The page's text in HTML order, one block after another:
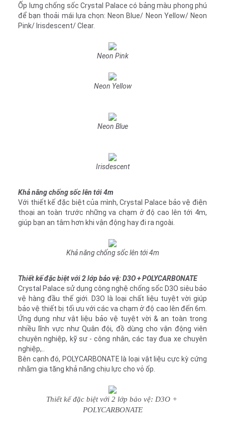
Ốp lưng chống sốc Crystal Palace có bảng màu phong phú
để bạn thoải mái lựa chọn: Neon Blue/ Neon Yellow/ Neon
Pink/ Irisdescent/ Clear.
Neon Pink
Neon Yellow
Neon Blue
Irisdescent
Khả năng chống sốc lên tới 4m
Với thiết kế đặc biệt của mình, Crystal Palace bảo vệ điện
thoại an toàn trước những va chạm ở độ cao lên tới 4m,
giúp bạn an tâm hơn khi vận động hay đi ra ngoài.
Khả năng chống sốc lên tới 4m
Thiết kế đặc biệt với 2 lớp bảo vệ: D3O + POLYCARBONATE
Crystal Palace sử dụng công nghệ chống sốc D3O siêu bảo
vệ hàng đầu thế giới. D3O là loại chất liệu tuyệt vời giúp
bảo vệ thiết bị tối ưu với các va chạm ở độ cao lên đến 6m.
Ứng dụng như vật liệu bảo vệ tuyệt vời & an toàn trong
nhiều lĩnh vực như Quân đội, đồ dùng cho vận động viên
chuyên nghiệp, kỹ sư - công nhân, các tay đua xe chuyên
nghiệp,..
Bên cạnh đó, POLYCARBONATE là loại vật liệu cực kỳ cứng
nhằm gia tăng khả năng chịu lực cho vỏ ốp.
Thiết kế đặc biệt với 2 lớp bảo vệ: D3O +
POLYCARBONATE